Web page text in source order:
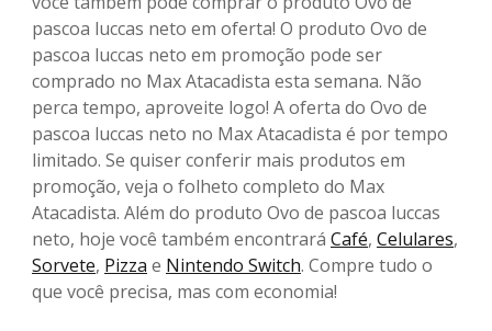
pascoa luccas neto em oferta! O produto Ovo de
pascoa luccas neto em promoção pode ser
comprado no Max Atacadista esta semana. Não
perca tempo, aproveite logo! A oferta do Ovo de
pascoa luccas neto no Max Atacadista é por tempo
limitado. Se quiser conferir mais produtos em
promoção, veja o folheto completo do Max
Atacadista. Além do produto Ovo de pascoa luccas
neto, hoje você também encontrará Café, Celulares,
Sorvete, Pizza e Nintendo Switch. Compre tudo o
que você precisa, mas com economia!